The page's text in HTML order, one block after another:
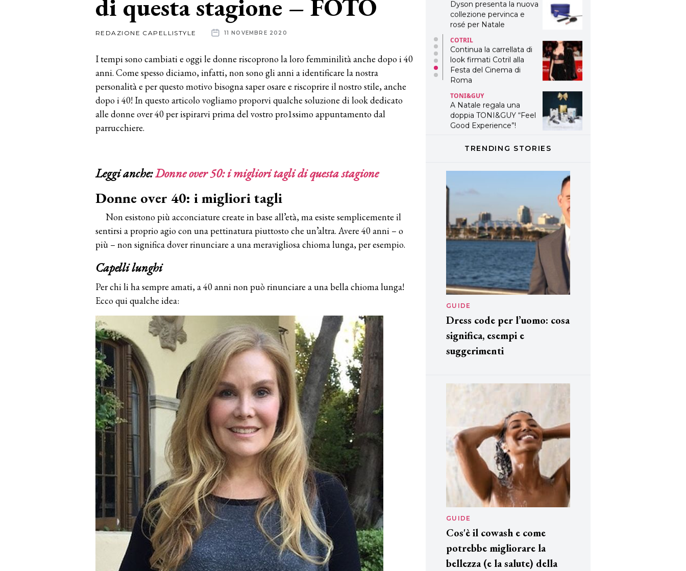
di questa stagione – FOTO
REDAZIONE CAPELLISTYLE 11 NOVEMBRE 2020
I tempi sono cambiati e oggi le donne riscoprono la loro femminilità anche dopo i 40
anni. Come spesso diciamo, infatti, non sono gli anni a identificare la nostra
personalità e per questo motivo bisogna saper osare e riscoprire il nostro stile, anche
dopo i 40! In questo articolo vogliamo proporvi qualche soluzione di look dedicato
alle donne over 40 per ispirarvi prima del vostro pro1ssimo appuntamento dal
parrucchiere.
Leggi anche:Donne over 50: i migliori tagli di questa stagione
Donne over 40: i migliori tagli
Non esistono più acconciature create in base all’età, ma esiste semplicemente il
sentirsi a proprio agio con una pettinatura piuttosto che un’altra. Avere 40 anni – o
più – non significa dover rinunciare a una meravigliosa chioma lunga, per esempio.
Capelli lunghi
Per chi li ha sempre amati, a 40 anni non può rinunciare a una bella chioma lunga!
Ecco qui qualche idea:
collezione pervinca e
rosé per Natale
COTRIL
Continua la carrellata di
look firmati Cotril alla
Festa del Cinema di
Roma
TONI&GUY
A Natale regala una
doppia TONI&GUY “Feel
Good Experience”!
LABEL.M lancia la sua
DAVINES
cofanetti beauty preziosi
per un regalo adatto ad
ogni capello
TRENDING STORIES
GUIDE
Dress code per l’uomo: cosa
significa, esempi e
suggerimenti
GUIDE
Cos'è il cowash e come
potrebbe migliorare la
bellezza (e la salute) della